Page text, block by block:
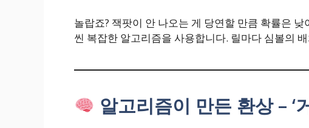
놀랍죠? 잭팟이 안 나오는 게 당연할 만큼 확률은
씬 복잡한 알고리즘을 사용합니다. 릴마다 심볼의
알고리즘이 만든 환상 – ‘